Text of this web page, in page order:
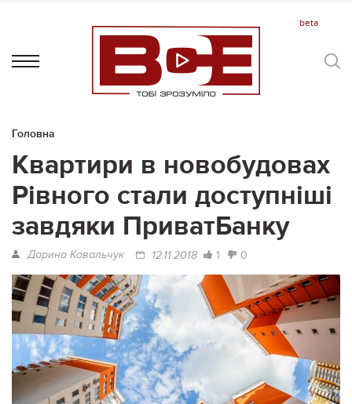
Головна
Квартири в новобудовах
Рівного стали доступніші
завдяки ПриватБанку
Дарина Ковальчук 12.11.2018 1 0